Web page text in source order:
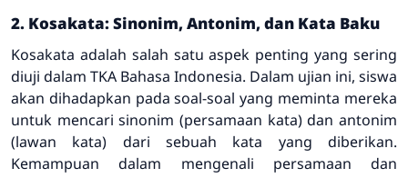
2. Kosakata: Sinonim, Antonim, dan Kata Baku
Kosakata adalah salah satu aspek penting yang sering
diuji dalam TKA Bahasa Indonesia. Dalam ujian ini, siswa
akan dihadapkan pada soal-soal yang meminta mereka
untuk mencari sinonim (persamaan kata) dan antonim
(lawan kata) dari sebuah kata yang diberikan.
Kemampuan dalam mengenali persamaan dan